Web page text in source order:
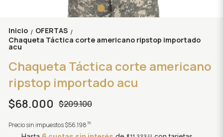
Inicio / OFERTAS /
Chaqueta Táctica corte americano ripstop importado
acu
Chaqueta Táctica corte americano
ripstop importado acu
$68.000 $209.100
Precio sin impuestos$56.198 35
33